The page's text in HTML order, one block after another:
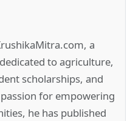
a
to agriculture,
scholarships, and
for empowering
he has published